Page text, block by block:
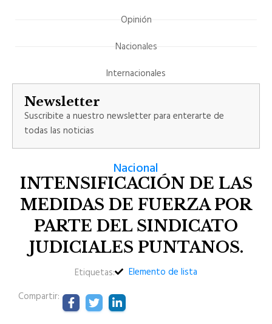
Nacional
INTENSIFICACIÓN DE LAS
MEDIDAS DE FUERZA POR
PARTE DEL SINDICATO
JUDICIALES PUNTANOS.
Etiquetas:
Elemento de lista
Compartir:
Opinión
Nacionales
Internacionales
Newsletter
Suscribite a nuestro newsletter para enterarte de
todas las noticias